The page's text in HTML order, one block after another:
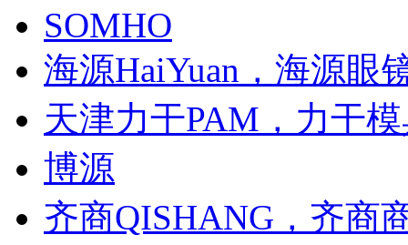
SOMHO
海源HaiYuan，海源眼
天津力干PAM，力干
博源
齐商QISHANG，齐商